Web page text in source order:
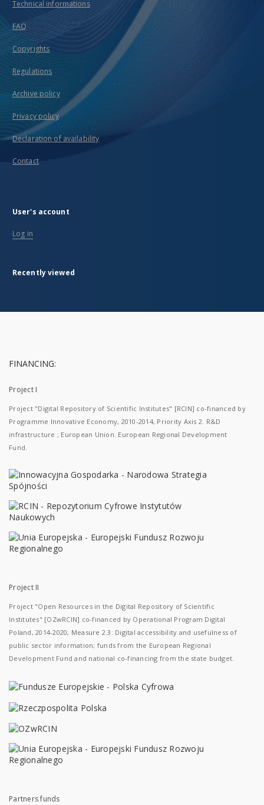
Technical informations
FAQ
Copyrights
Regulations
Archive policy
Privacy policy
Declaration of availability
Contact
User's account
Log in
Recently viewed
FINANCING:
Project I
Project "Digital Repository of Scientific Institutes" [RCIN] co-financed by
Programme Innovative Economy, 2010-2014, Priority Axis 2. R&D
infrastructure ; European Union. European Regional Development
Fund.
Project II
Project "Open Resources in the Digital Repository of Scientific
Institutes" [OZwRCIN] co-financed by Operational Program Digital
Poland, 2014-2020, Measure 2.3: Digital accessibility and usefulness of
public sector information; funds from the European Regional
Development Fund and national co-financing from the state budget.
Partners funds